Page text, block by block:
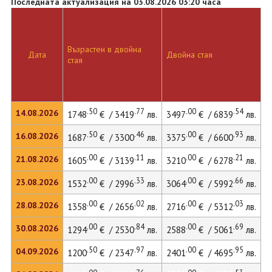
Дата
14.08.2026
16.08.2026
21.08.2026
23.08.2026
28.08.2026
30.08.2026
04.09.2026
Възрастен в двойна
стая
Двойна стая
1748.50€ / 3419.77 лв. 3497.00€ / 6839.54лв.
1687.50€ / 3300.46 лв. 3375.00€ / 6600.93 лв.
1605.00€ / 3139.11 лв. 3210.00€ / 6278.21 лв.
1532.00€ / 2996.33 лв. 3064.00€ / 5992.66 лв.
1358.00€ / 2656.02 лв. 2716.00€ / 5312.03 лв.
1294.00€ / 2530.84лв. 2588.00€ / 5061.69 лв.
1200.50€ / 2347.97 лв. 2401.00€ / 4695.95 лв.